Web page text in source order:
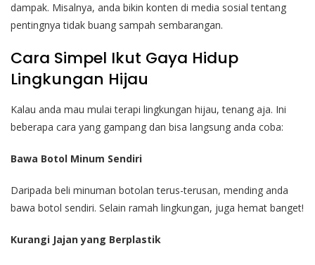
dampak. Misalnya, anda bikin konten di media sosial tentang
pentingnya tidak buang sampah sembarangan.
Cara Simpel Ikut Gaya Hidup
Lingkungan Hijau
Kalau anda mau mulai terapi lingkungan hijau, tenang aja. Ini
beberapa cara yang gampang dan bisa langsung anda coba:
Bawa Botol Minum Sendiri
Daripada beli minuman botolan terus-terusan, mending anda
bawa botol sendiri. Selain ramah lingkungan, juga hemat banget!
Kurangi Jajan yang Berplastik